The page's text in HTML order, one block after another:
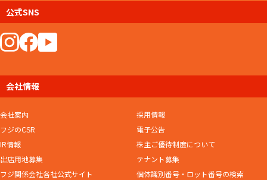
公式SNS
会社情報
会社案内
採用情報
フジのCSR
電子公告
IR情報
株主ご優待制度について
出店用地募集
テナント募集
フジ関係会社各社公式サイト
個体識別番号・ロット番号の検索